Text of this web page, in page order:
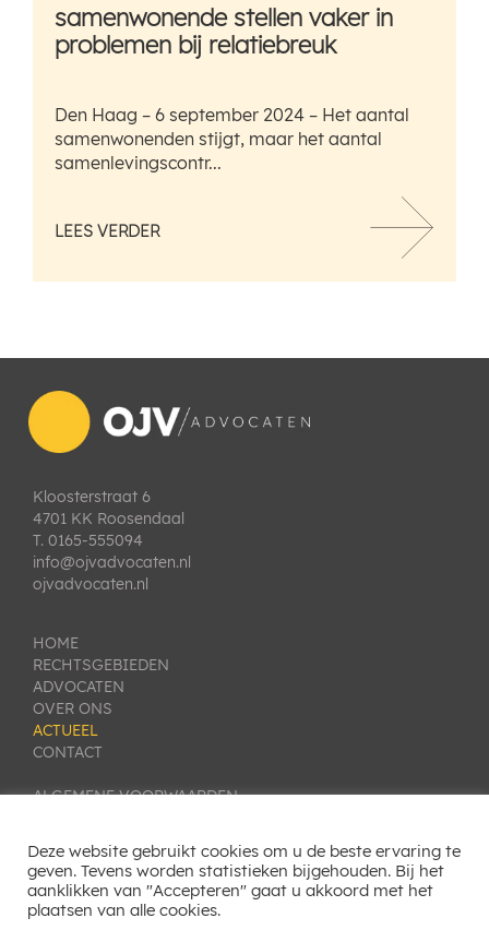
samenwonende stellen vaker in
problemen bij relatiebreuk
Den Haag – 6 september 2024 – Het aantal
samenwonenden stijgt, maar het aantal
samenlevingscontr...
LEES VERDER
Kloosterstraat 6
4701 KK Roosendaal
T. 0165-555094
info@ojvadvocaten.nl
ojvadvocaten.nl
HOME
RECHTSGEBIEDEN
ADVOCATEN
OVER ONS
ACTUEEL
CONTACT
ALGEMENE VOORWAARDEN
COOKIE INSTELLINGEN
SITEMAP
Deze website gebruikt cookies om u de beste ervaring te
geven. Tevens worden statistieken bijgehouden. Bij het
aanklikken van "Accepteren" gaat u akkoord met het
plaatsen van alle cookies.